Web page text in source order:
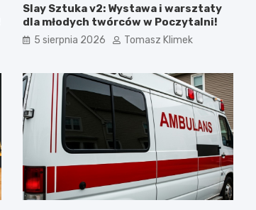
Slay Sztuka v2: Wystawa i warsztaty
dla młodych twórców w Poczytalni!
5 sierpnia 2026 Tomasz Klimek